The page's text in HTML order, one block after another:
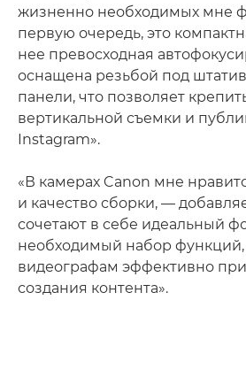
жизненно необходимых мне
первую очередь, это
нее превосходная
оснащена резьбой под
панели, что позволяет
вертикальной съемки и
Instagram».
«В камерах Canon мне
и качество сборки, —
сочетают в себе идеальный
необходимый набор функций,
видеографам эффективно
создания контента».